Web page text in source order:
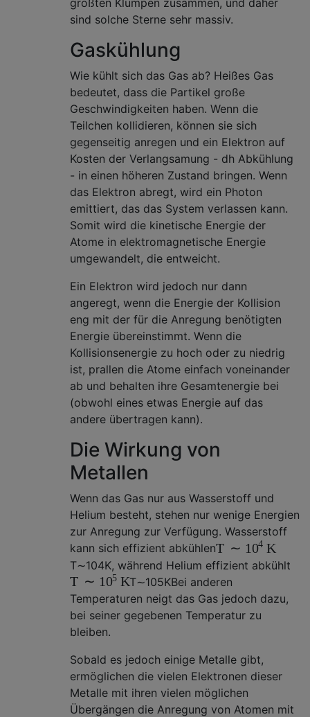
größten Klumpen zusammen, und daher
sind solche Sterne sehr massiv.
Gaskühlung
Wie kühlt sich das Gas ab? Heißes Gas
bedeutet, dass die Partikel große
Geschwindigkeiten haben. Wenn die
Teilchen kollidieren, können sie sich
gegenseitig anregen und ein Elektron auf
Kosten der Verlangsamung - dh Abkühlung
- in einen höheren Zustand bringen. Wenn
das Elektron abregt, wird ein Photon
emittiert, das das System verlassen kann.
Somit wird die kinetische Energie der
Atome in elektromagnetische Energie
umgewandelt, die entweicht.
Ein Elektron wird jedoch nur dann
angeregt, wenn die Energie der Kollision
eng mit der für die Anregung benötigten
Energie übereinstimmt. Wenn die
Kollisionsenergie zu hoch oder zu niedrig
ist, prallen die Atome einfach voneinander
ab und behalten ihre Gesamtenergie bei
(obwohl eines etwas Energie auf das
andere übertragen kann).
Die Wirkung von
Metallen
Wenn das Gas nur aus Wasserstoff und
Helium besteht, stehen nur wenige Energien
zur Anregung zur Verfügung. Wasserstoff
kann sich effizient abkühlenT ∼ 104 K
T∼104K, während Helium effizient abkühlt
T ∼ 105 KT∼105KBei anderen
Temperaturen neigt das Gas jedoch dazu,
bei seiner gegebenen Temperatur zu
bleiben.
Sobald es jedoch einige Metalle gibt,
ermöglichen die vielen Elektronen dieser
Metalle mit ihren vielen möglichen
Übergängen die Anregung von Atomen mit